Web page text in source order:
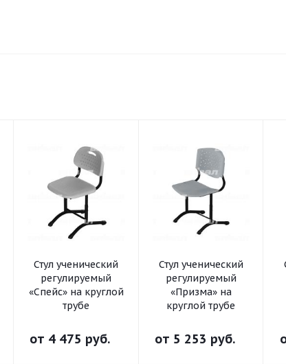
Стул ученический
регулируемый
«Спейс» на круглой
трубе
от 4 475 руб.
Стул ученический
регулируемый
«Призма» на
круглой трубе
от 5 253 руб.